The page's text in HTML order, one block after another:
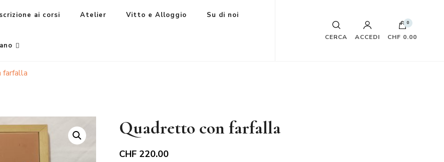
ai corsi Atelier Vitto e Alloggio Su di noi
CERCA ACCEDI
0
CHF 0.00
farfalla
Quadretto con farfalla
CHF 220.00